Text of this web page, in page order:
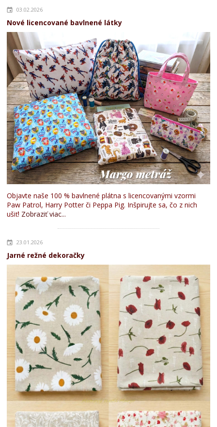
03.02.2026
Nové licencované bavlnené látky
Objavte naše 100 % bavlnené plátna s licencovanými vzormi
Paw Patrol, Harry Potter či Peppa Pig. Inšpirujte sa, čo z nich
ušiť! Zobraziť viac...
23.01.2026
Jarné režné dekoračky